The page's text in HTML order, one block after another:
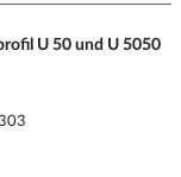
U 50 und U 5050